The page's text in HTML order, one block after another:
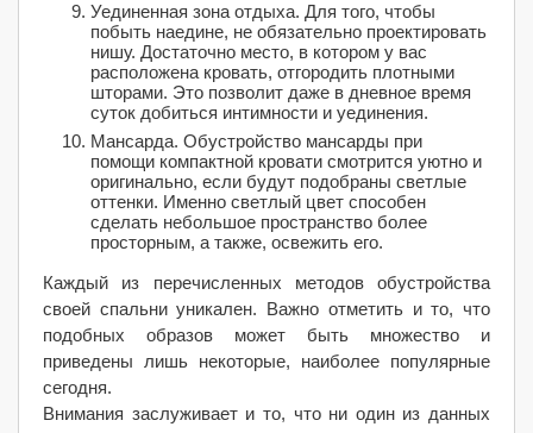
Уединенная зона отдыха. Для того, чтобы
побыть наедине, не обязательно проектировать
нишу. Достаточно место, в котором у вас
расположена кровать, отгородить плотными
шторами. Это позволит даже в дневное время
суток добиться интимности и уединения.
Мансарда. Обустройство мансарды при
помощи компактной кровати смотрится уютно и
оригинально, если будут подобраны светлые
оттенки. Именно светлый цвет способен
сделать небольшое пространство более
просторным, а также, освежить его.
Каждый из перечисленных методов обустройства
своей спальни уникален. Важно отметить и то, что
подобных образов может быть множество и
приведены лишь некоторые, наиболее популярные
сегодня.
Внимания заслуживает и то, что ни один из данных